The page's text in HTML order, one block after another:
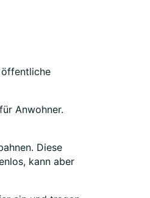
öffentliche
Anwohner.
Diese
kann aber